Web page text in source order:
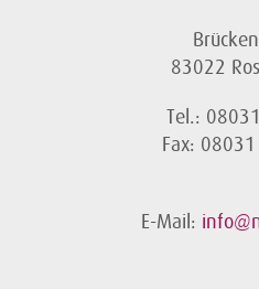
83022
Tel.:
Fax:
E-Mail: